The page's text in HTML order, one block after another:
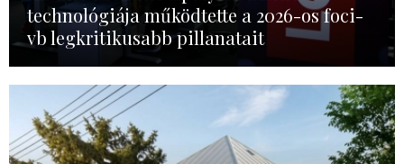
technológiája működtette a 2026-os foci-
vb legkritikusabb pillanatait